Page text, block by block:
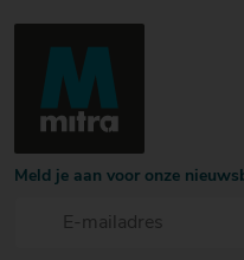
Meld je aan voor onze